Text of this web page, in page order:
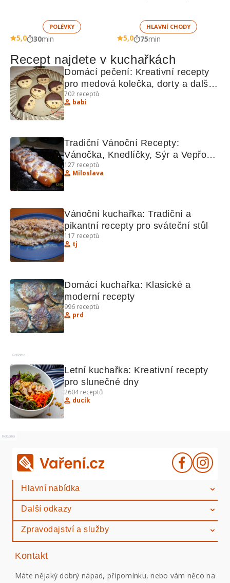
POLÉVKY
5,0 30min
HLAVNÍ CHODY
5,0 75min
Recept najdete v kuchařkách
Domácí pečení: Kreativní recepty
pro medová kolečka, dorty a další
lahodnosti
702 receptů
babi
Tradiční Vánoční Recepty:
Vánočka, Knedlíčky, Sýr a Vepřové
Plátky
127 receptů
Miloslava
Vánoční kuchařka: Tradiční a
pikantní recepty pro sváteční stůl
117 receptů
tj
Domácí kuchařka: Klasické a
moderní recepty
996 receptů
prd
Reklama
Letní kuchařka: Kreativní recepty
pro slunečné dny
2604receptů
ducík
Reklama
Hlavní nabídka
Další odkazy
Zpravodajství a služby
Kontakt
Máte nějaký dobrý nápad, připomínku, nebo vám něco na